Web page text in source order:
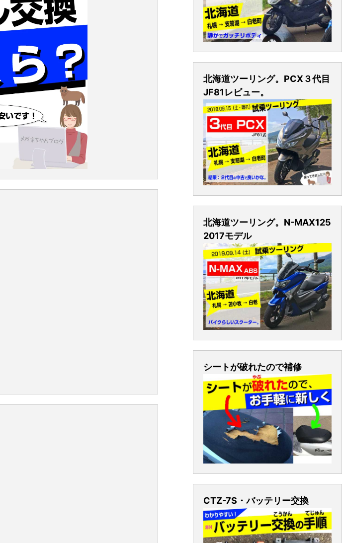
北海道ツーリング。PCX３代目
JF81レビュー。
北海道ツーリング。N-MAX125
2017モデル
シートが破れたので補修
CTZ-7S・バッテリー交換